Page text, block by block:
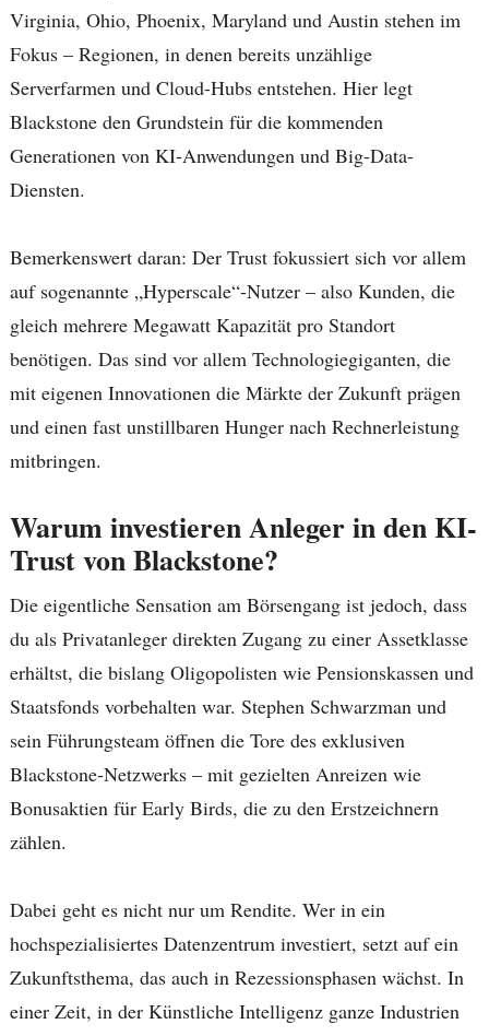
Virginia, Ohio, Phoenix, Maryland und Austin stehen im
Fokus – Regionen, in denen bereits unzählige
Serverfarmen und Cloud-Hubs entstehen. Hier legt
Blackstone den Grundstein für die kommenden
Generationen von KI-Anwendungen und Big-Data-
Diensten.
Bemerkenswert daran: Der Trust fokussiert sich vor allem
auf sogenannte „Hyperscale“-Nutzer – also Kunden, die
gleich mehrere Megawatt Kapazität pro Standort
benötigen. Das sind vor allem Technologiegiganten, die
mit eigenen Innovationen die Märkte der Zukunft prägen
und einen fast unstillbaren Hunger nach Rechnerleistung
mitbringen.
Warum investieren Anleger in den KI-
Trust von Blackstone?
Die eigentliche Sensation am Börsengang ist jedoch, dass
du als Privatanleger direkten Zugang zu einer Assetklasse
erhältst, die bislang Oligopolisten wie Pensionskassen und
Staatsfonds vorbehalten war. Stephen Schwarzman und
sein Führungsteam öffnen die Tore des exklusiven
Blackstone-Netzwerks – mit gezielten Anreizen wie
Bonusaktien für Early Birds, die zu den Erstzeichnern
zählen.
Dabei geht es nicht nur um Rendite. Wer in ein
hochspezialisiertes Datenzentrum investiert, setzt auf ein
Zukunftsthema, das auch in Rezessionsphasen wächst. In
einer Zeit, in der Künstliche Intelligenz ganze Industrien